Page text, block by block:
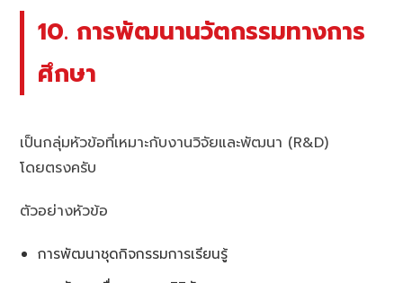
10. การพัฒนานวัตกรรมทางการ
ศึกษา
เป็นกลุ่มหัวข้อที่เหมาะกับงานวิจัยและพัฒนา (R&D)
โดยตรงครับ
ตัวอย่างหัวข้อ
การพัฒนาชุดกิจกรรมการเรียนรู้